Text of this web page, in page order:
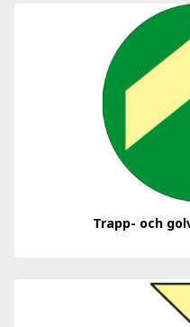
Trapp- och